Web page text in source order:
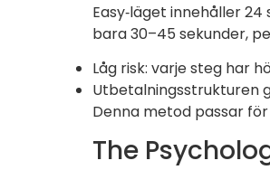
Easy‑läget innehåller
bara 30–45 sekunder,
Låg risk: varje steg har
Utbetalningsstrukturen
Denna metod passar
The